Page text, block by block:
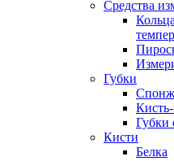
Средства
Губки
Губки
Кисти
Белка